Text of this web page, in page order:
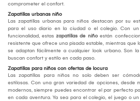
comprometer el confort.
Zapatillas urbanas niño
Las zapatillas urbanas para niños destacan por su
para el uso diario en la ciudad o el colegio. Con
funcionalidad, estas zapatillas de niño están
resistente que ofrece una pisada estable, mientras que
se adaptan fácilmente a cualquier look urbano. Son
buscan confort y estilo en cada paso.
Zapatillas para niños con ofertas de locura
Las zapatillas para niños no solo deben ser
estilosas. Con una gran variedad de opciones, desde
modernos, siempre puedes encontrar el par perfecto
en cada aventura. Ya sea para el colegio, el juego o